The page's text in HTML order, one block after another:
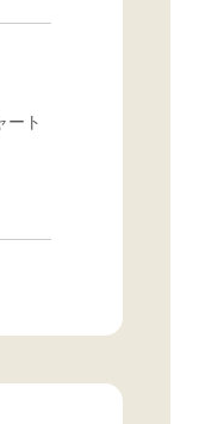
ート